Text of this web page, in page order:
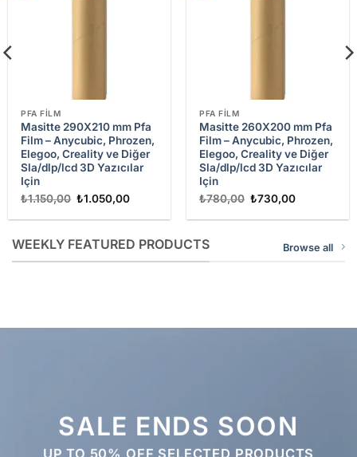
PFA FILM
Masitte 290X210 mm Pfa
Film – Anycubic, Phrozen,
Elegoo, Creality ve Diğer
Sla/dlp/lcd 3D Yazıcılar
Için
₺1.150,00 Orijinal
₺1.150,00.
₺1.050,00Şu
fiyat:
PFA FILM
Masitte 260X200 mm Pfa
Film – Anycubic, Phrozen,
Elegoo, Creality ve Diğer
Sla/dlp/lcd 3D Yazıcılar
Için
₺780,00 Orijinal
₺780,00.
₺730,00Şu
fiyat:
WEEKLY FEATURED PRODUCTS Browse all
SALE ENDS SOON
UP TO 50% OFF SELECTED PRODUCTS